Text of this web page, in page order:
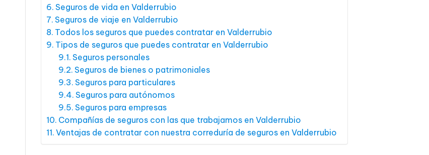
Seguros de vida en Valderrubio
Seguros de viaje en Valderrubio
Todos los seguros que puedes contratar en Valderrubio
Tipos de seguros que puedes contratar en Valderrubio
Seguros personales
Seguros de bienes o patrimoniales
Seguros para particulares
Seguros para autónomos
Seguros para empresas
Compañías de seguros con las que trabajamos en Valderrubio
Ventajas de contratar con nuestra correduría de seguros en Valderrubio